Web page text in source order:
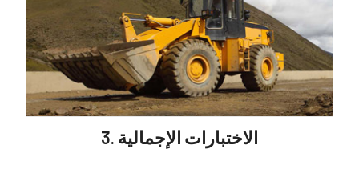
3. الاختبارات الإجمالية